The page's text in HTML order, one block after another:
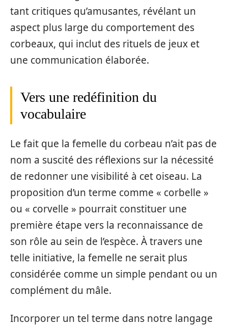
tant critiques qu’amusantes, révélant un
aspect plus large du comportement des
corbeaux, qui inclut des rituels de jeux et
une communication élaborée.
Vers une redéfinition du
vocabulaire
Le fait que la femelle du corbeau n’ait pas de
nom a suscité des réflexions sur la nécessité
de redonner une visibilité à cet oiseau. La
proposition d’un terme comme « corbelle »
ou « corvelle » pourrait constituer une
première étape vers la reconnaissance de
son rôle au sein de l’espèce. À travers une
telle initiative, la femelle ne serait plus
considérée comme un simple pendant ou un
complément du mâle.
Incorporer un tel terme dans notre langage